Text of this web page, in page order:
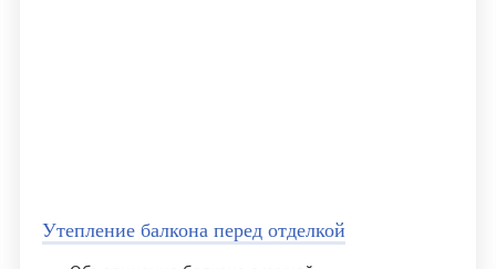
Утепление балкона перед отделкой